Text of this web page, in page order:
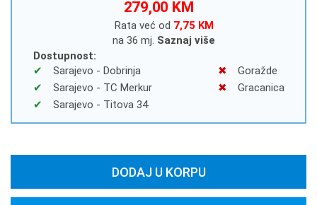
279,00 KM
Rata već od 7,75 KM
na 36 mj. Saznaj više
Dostupnost:
Sarajevo - Dobrinja
Sarajevo - TC Merkur
Sarajevo - Titova 34
Goražde
Gracanica
DODAJ U KORPU